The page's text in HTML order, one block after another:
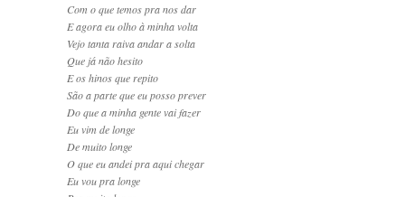
Com o que temos pra nos dar
E agora eu olho à minha volta
Vejo tanta raiva andar a solta
Que já não hesito
E os hinos que repito
São a parte que eu posso prever
Do que a minha gente vai fazer
Eu vim de longe
De muito longe
O que eu andei pra aqui chegar
Eu vou pra longe